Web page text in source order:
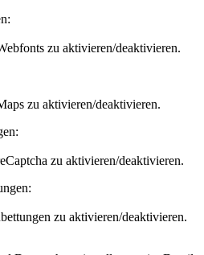
zu aktivieren/deaktivieren.
zu aktivieren/deaktivieren.
zu aktivieren/deaktivieren.
zu aktivieren/deaktivieren.